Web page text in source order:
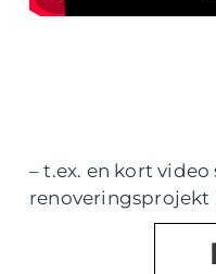
– t.ex. en kort
renoveringsprojekt